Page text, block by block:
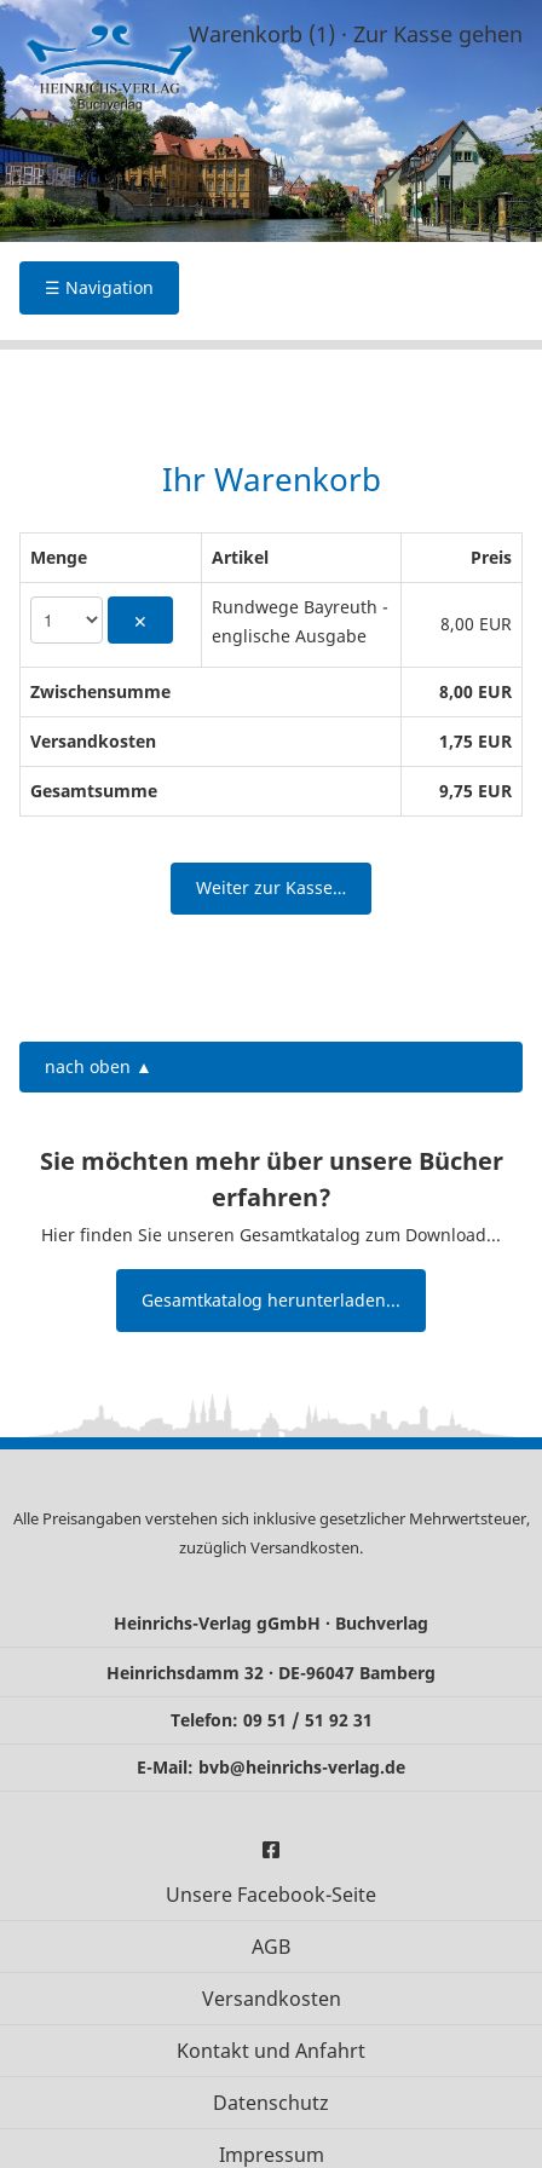
Warenkorb (1) · Zur Kasse gehen
☰ Navigation
Ihr Warenkorb
Menge Artikel Preis
✕
Rundwege Bayreuth -
englische Ausgabe
8,00 EUR
Zwischensumme 8,00 EUR
Versandkosten 1,75 EUR
Gesamtsumme 9,75 EUR
Weiter zur Kasse…
nach oben ▲
Sie möchten mehr über unsere Bücher
erfahren?
Hier finden Sie unseren Gesamtkatalog zum Download...
Gesamtkatalog herunterladen...
Alle Preisangaben verstehen sich inklusive gesetzlicher Mehrwertsteuer,
zuzüglich Versandkosten.
Heinrichs-Verlag gGmbH · Buchverlag
Heinrichsdamm 32 · DE-96047 Bamberg
Telefon: 09 51 / 51 92 31
E-Mail: bvb@heinrichs-verlag.de
Unsere Facebook-Seite
AGB
Versandkosten
Kontakt und Anfahrt
Datenschutz
Impressum